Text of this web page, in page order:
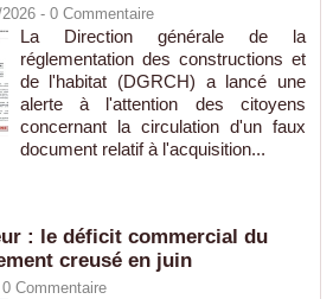
- 0 Commentaire
La Direction générale de la
réglementation des constructions et
de l'habitat (DGRCH) a lancé une
alerte à l'attention des citoyens
concernant la circulation d'un faux
document relatif à l'acquisition...
: le déficit commercial du
creusé en juin
0 Commentaire